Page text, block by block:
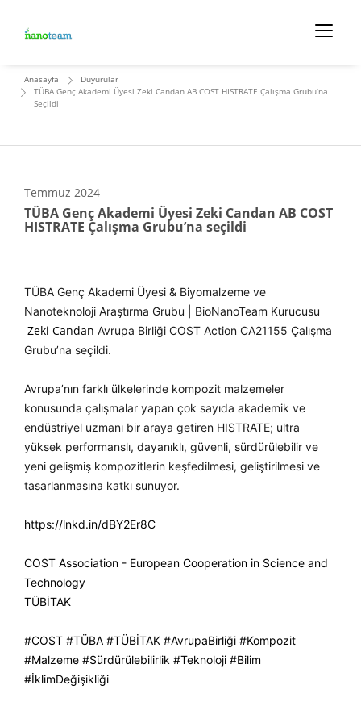
Anasayfa
Duyurular
TÜBA Genç Akademi Üyesi Zeki Candan AB COST HISTRATE Çalışma Grubu’na
Seçildi
Temmuz 2024
TÜBA Genç Akademi Üyesi Zeki Candan AB COST
HISTRATE Çalışma Grubu’na seçildi
TÜBA Genç Akademi Üyesi & Biyomalzeme ve
Nanoteknoloji Araştırma Grubu | BioNanoTeam Kurucusu
Zeki Candan Avrupa Birliği COST Action CA21155 Çalışma
Grubu’na seçildi.
Avrupa’nın farklı ülkelerinde kompozit malzemeler
konusunda çalışmalar yapan çok sayıda akademik ve
endüstriyel uzmanı bir araya getiren HISTRATE; ultra
yüksek performanslı, dayanıklı, güvenli, sürdürülebilir ve
yeni gelişmiş kompozitlerin keşfedilmesi, geliştirilmesi ve
tasarlanmasına katkı sunuyor.
https://lnkd.in/dBY2Er8C
COST Association - European Cooperation in Science and
Technology
TÜBİTAK
hashtag
#COST
hashtag
#TÜBA
hashtag
#TÜBİTAK
hashtag
#AvrupaBirliği
hashtag
#Kompozit
hashtag
#Malzeme
hashtag
#Sürdürülebilirlik
hashtag
#Teknoloji
hashtag
#Bilim
hashtag
#İklimDeğişikliği